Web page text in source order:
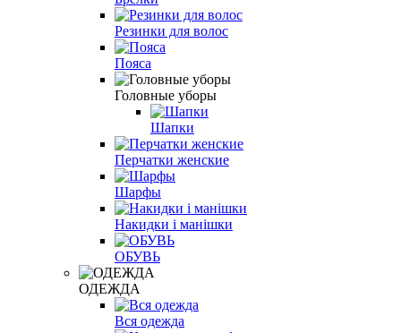
Резинки для волос
Пояса
Головные уборы
Шапки
Перчатки женские
Шарфы
Накидки і манішки
ОБУВЬ
ОДЕЖДА
Вся одежда